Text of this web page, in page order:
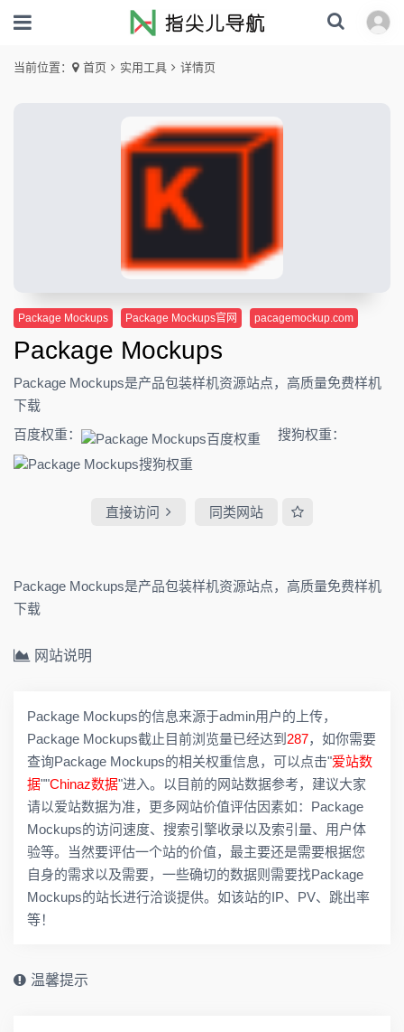
当前位置： 首页 实用工具 详情页
Package Mockups Package Mockups官网 pacagemockup.com
Package Mockups
Package Mockups是产品包装样机资源站点，高质量免费样机
下载
百度权重：
搜狗权重：
直接访问 同类网站
Package Mockups是产品包装样机资源站点，高质量免费样机
下载
网站说明
Package Mockups的信息来源于admin用户的上传，
Package Mockups截止目前浏览量已经达到 287，如你需要
查询Package Mockups的相关权重信息，可以点击"爱站数
据""Chinaz数据"进入。以目前的网站数据参考，建议大家
请以爱站数据为准，更多网站价值评估因素如：Package
Mockups的访问速度、搜索引擎收录以及索引量、用户体
验等。当然要评估一个站的价值，最主要还是需要根据您
自身的需求以及需要，一些确切的数据则需要找Package
Mockups的站长进行洽谈提供。如该站的IP、PV、跳出率
等！
温馨提示